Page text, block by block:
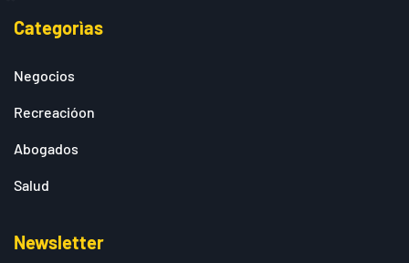
Categorìas
Negocios
Recreacióon
Abogados
Salud
Newsletter